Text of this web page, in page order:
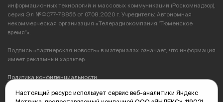
информационных технологий и массовых коммуникаций (Роскомнадзор),
серия Эл №ФС77-78856 от 07.08.2020 г. Учредитель: Автономная
некоммерческая организация «Телерадиокомпания "Тюменское
время"».
Подпись «партнерская новость» в материалах означает, что информация
имеет рекламный характер.
Политика конфиденциальности
Редакция: 625035, Тюмень, пр. Геологоразведчиков, 28А
Настоящий ресурс использует сервис веб-аналитики Яндекс